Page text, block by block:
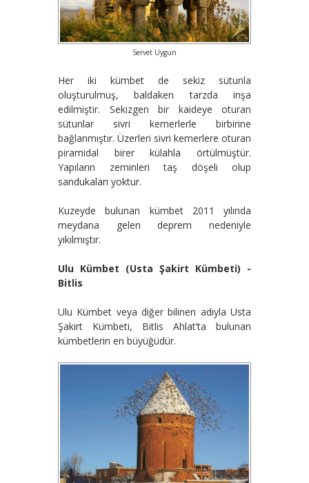
Servet Uygun
Her iki kümbet de sekiz sütunla
oluşturulmuş, baldaken tarzda inşa
edilmiştir. Sekizgen bir kaideye oturan
sütunlar sivri kemerlerle birbirine
bağlanmıştır. Üzerleri sivri kemerlere oturan
piramidal birer külahla örtülmüştür.
Yapıların zeminleri taş döşeli olup
sandukaları yoktur.
Kuzeyde bulunan kümbet 2011 yılında
meydana gelen deprem nedeniyle
yıkılmıştır.
Ulu Kümbet (Usta Şakirt Kümbeti) -
Bitlis
Ulu Kümbet veya diğer bilinen adıyla Usta
Şakirt Kümbeti, Bitlis Ahlat’ta bulunan
kümbetlerin en büyüğüdür.